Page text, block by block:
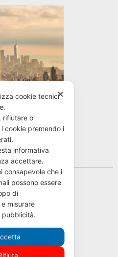
✕
cookie tecnici
rifiutare o
cookie premendo i
informativa
accettare.
consapevole che i
possono essere
di
misurare
pubblicità.